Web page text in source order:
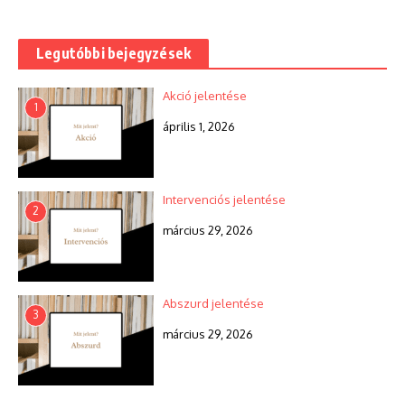
Legutóbbi bejegyzések
1
Akció jelentése
április 1, 2026
2
Intervenciós jelentése
március 29, 2026
3
Abszurd jelentése
március 29, 2026